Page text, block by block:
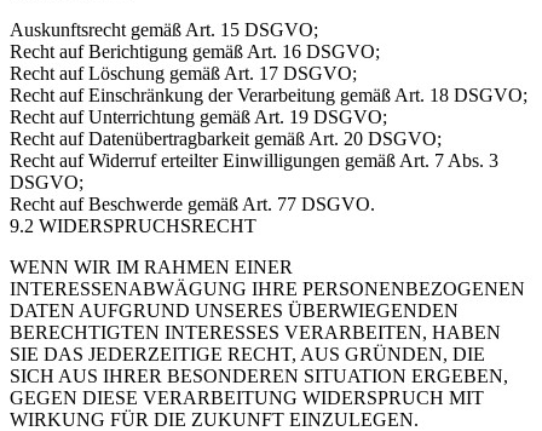
Auskunftsrecht gemäß Art. 15 DSGVO;
Recht auf Berichtigung gemäß Art. 16 DSGVO;
Recht auf Löschung gemäß Art. 17 DSGVO;
Recht auf Einschränkung der Verarbeitung gemäß Art. 18 DSGVO;
Recht auf Unterrichtung gemäß Art. 19 DSGVO;
Recht auf Datenübertragbarkeit gemäß Art. 20 DSGVO;
Recht auf Widerruf erteilter Einwilligungen gemäß Art. 7 Abs. 3
DSGVO;
Recht auf Beschwerde gemäß Art. 77 DSGVO.
9.2 WIDERSPRUCHSRECHT
WENN WIR IM RAHMEN EINER
INTERESSENABWÄGUNG IHRE PERSONENBEZOGENEN
DATEN AUFGRUND UNSERES ÜBERWIEGENDEN
BERECHTIGTEN INTERESSES VERARBEITEN, HABEN
SIE DAS JEDERZEITIGE RECHT, AUS GRÜNDEN, DIE
SICH AUS IHRER BESONDEREN SITUATION ERGEBEN,
GEGEN DIESE VERARBEITUNG WIDERSPRUCH MIT
WIRKUNG FÜR DIE ZUKUNFT EINZULEGEN.